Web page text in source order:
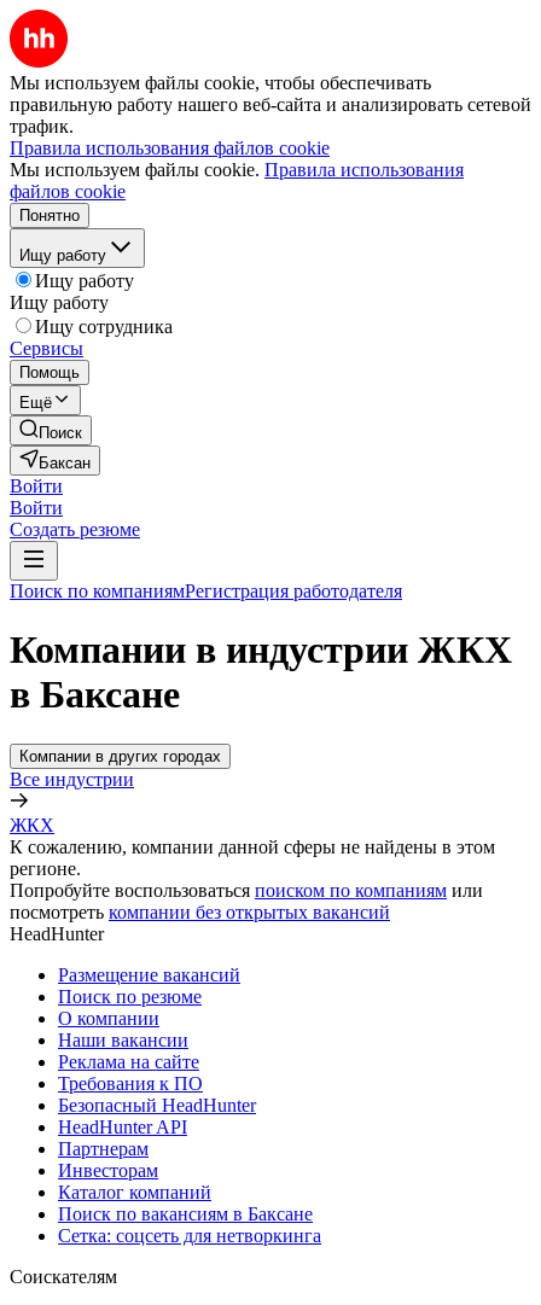
Мы используем файлы cookie, чтобы обеспечивать
правильную работу нашего веб-сайта и анализировать сетевой
трафик.
Правила использования файлов cookie
Мы используем файлы cookie. Правила использования
файлов cookie
Понятно
Ищу работу
Ищу работу
Ищу работу
Ищу сотрудника
Сервисы
Помощь
Ещё
Поиск
Баксан
Войти
Войти
Создать резюме
Поиск по компаниямРегистрация работодателя
Компании в индустрии ЖКХ
в Баксане
Компании в других городах
Все индустрии
ЖКХ
К сожалению, компании данной сферы не найдены в этом
регионе.
Попробуйте воспользоваться поиском по компаниям или
посмотреть компании без открытых вакансий
HeadHunter
Размещение вакансий
Поиск по резюме
О компании
Наши вакансии
Реклама на сайте
Требования к ПО
Безопасный HeadHunter
HeadHunter API
Партнерам
Инвесторам
Каталог компаний
Поиск по вакансиям в Баксане
Сетка: соцсеть для нетворкинга
Соискателям